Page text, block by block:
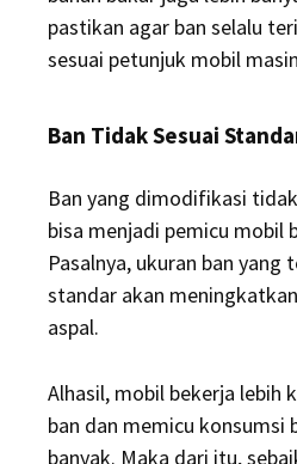
pastikan agar ban selalu
sesuai petunjuk mobil
Ban Tidak Sesuai
Ban yang dimodifikasi
bisa menjadi pemicu mobil
Pasalnya, ukuran ban yang
standar akan
aspal.
Alhasil, mobil bekerja lebih
ban dan memicu konsumsi
banyak. Maka dari itu,